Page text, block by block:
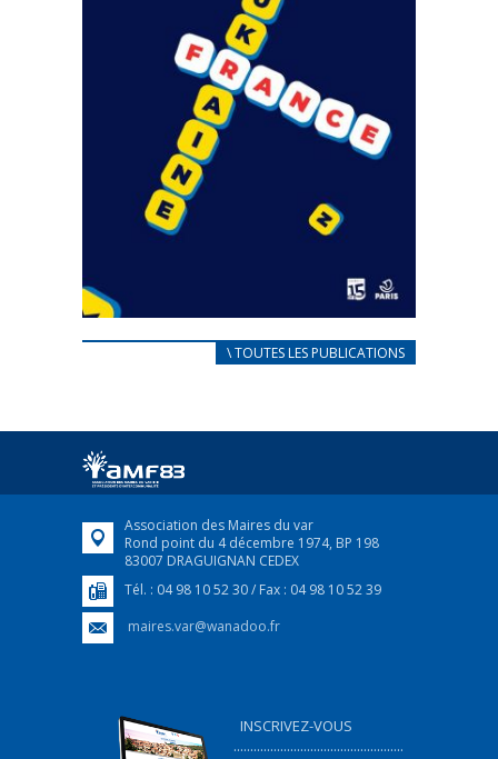
CARNET D’ACCUEIL
Afin d’accompagner au mieux les réfugiés
FEUILLETER
\ TOUTES LES PUBLICATIONS
Association des Maires du var
Rond point du 4 décembre 1974, BP 198
83007 DRAGUIGNAN CEDEX
Tél. : 04 98 10 52 30 / Fax : 04 98 10 52 39
maires.var@wanadoo.fr
INSCRIVEZ-VOUS
...................................................